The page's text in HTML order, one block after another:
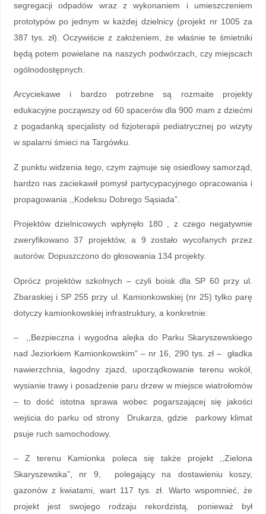
segregacji odpadów wraz z wykonaniem i umieszczeniem
prototypów po jednym w każdej dzielnicy (projekt nr 1005 za
387 tys. zł). Oczywiście z założeniem, że właśnie te śmietniki
będą potem powielane na naszych podwórzach, czy miejscach
ogólnodostępnych.
Arcyciekawe i bardzo potrzebne są rozmaite projekty
edukacyjne począwszy od 60 spacerów dla 900 mam z dziećmi
z pogadanką specjalisty od fizjoterapii pediatrycznej po wizyty
w spalarni śmieci na Targówku.
Z punktu widzenia tego, czym zajmuje się osiedlowy samorząd,
bardzo nas zaciekawił pomysł partycypacyjnego opracowania i
propagowania ,,Kodeksu Dobrego Sąsiada”.
Projektów dzielnicowych wpłynęło 180 , z czego negatywnie
zweryfikowano 37 projektów, a 9 zostało wycofanych przez
autorów. Dopuszczono do głosowania 134 projekty.
Oprócz projektów szkolnych – czyli boisk dla SP 60 przy ul.
Zbaraskiej i SP 255 przy ul. Kamionkowskiej (nr 25) tylko parę
dotyczy kamionkowskiej infrastruktury, a konkretnie:
– ,,Bezpieczna i wygodna alejka do Parku Skaryszewskiego
nad Jeziorkiem Kamionkowskim” – nr 16, 290 tys. zł – gładka
nawierzchnia, łagodny zjazd, uporządkowanie terenu wokół,
wysianie trawy i posadzenie paru drzew w miejsce wiatrołomów
– to dość istotna sprawa wobec pogarszającej się jakości
wejścia do parku od strony Drukarza, gdzie parkowy klimat
psuje ruch samochodowy.
– Z terenu Kamionka poleca się także projekt ,,Zielona
Skaryszewska”, nr 9, polegający na dostawieniu koszy,
gazonów z kwiatami, wart 117 tys. zł. Warto wspomnieć, że
projekt jest swojego rodzaju rekordzistą, ponieważ był